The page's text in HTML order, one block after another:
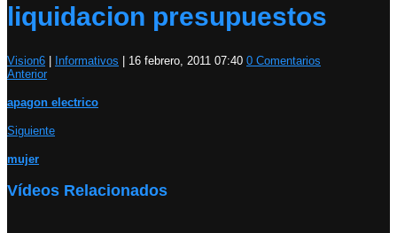
liquidacion presupuestos
Vision6 | Informativos | 16 febrero, 2011 07:40 0 Comentarios
Anterior
apagon electrico
Siguiente
mujer
Vídeos Relacionados